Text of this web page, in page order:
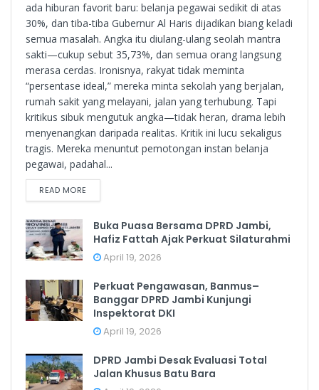
ada hiburan favorit baru: belanja pegawai sedikit di atas
30%, dan tiba-tiba Gubernur Al Haris dijadikan biang keladi
semua masalah. Angka itu diulang-ulang seolah mantra
sakti—cukup sebut 35,73%, dan semua orang langsung
merasa cerdas. Ironisnya, rakyat tidak meminta
“persentase ideal,” mereka minta sekolah yang berjalan,
rumah sakit yang melayani, jalan yang terhubung. Tapi
kritikus sibuk mengutuk angka—tidak heran, drama lebih
menyenangkan daripada realitas. Kritik ini lucu sekaligus
tragis. Mereka menuntut pemotongan instan belanja
pegawai, padahal...
READ MORE
Buka Puasa Bersama DPRD Jambi,
Hafiz Fattah Ajak Perkuat Silaturahmi
April 19, 2026
Perkuat Pengawasan, Banmus–
Banggar DPRD Jambi Kunjungi
Inspektorat DKI
April 19, 2026
DPRD Jambi Desak Evaluasi Total
Jalan Khusus Batu Bara